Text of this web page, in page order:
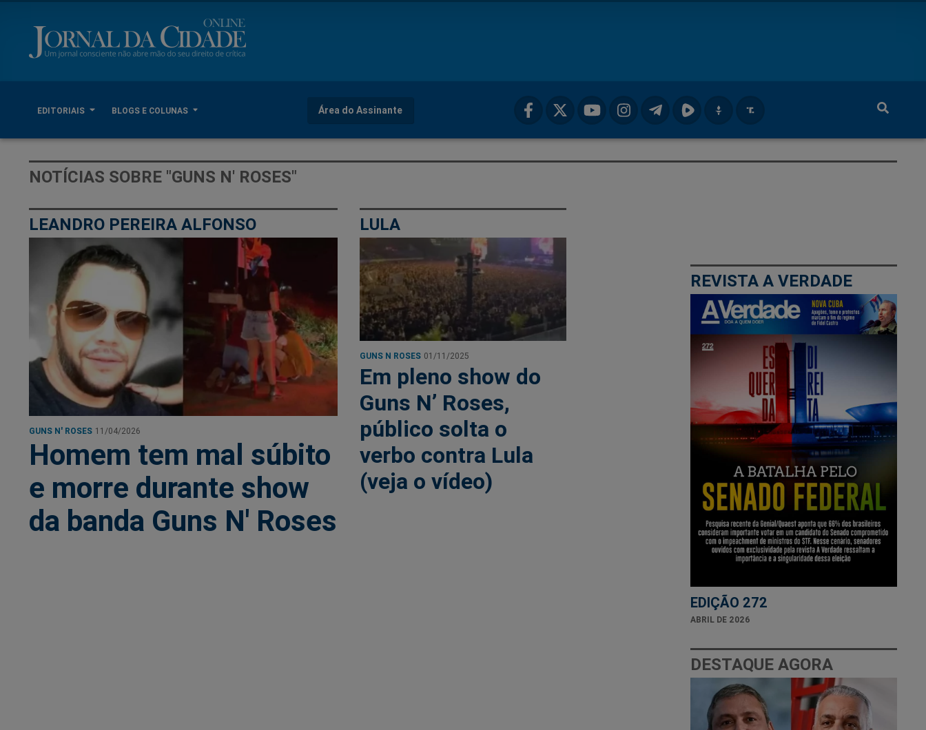
EDITORIAIS BLOGS E COLUNAS Área do Assinante
NOTÍCIAS SOBRE "GUNS N' ROSES"
LEANDRO PEREIRA ALFONSO
GUNS N' ROSES 11/04/2026
Homem tem mal súbito
e morre durante show
da banda Guns N' Roses
LULA
GUNS N ROSES 01/11/2025
Em pleno show do
Guns N’ Roses,
público solta o
verbo contra Lula
(veja o vídeo)
REVISTA A VERDADE
EDIÇÃO 272
ABRIL DE 2026
DESTAQUE AGORA